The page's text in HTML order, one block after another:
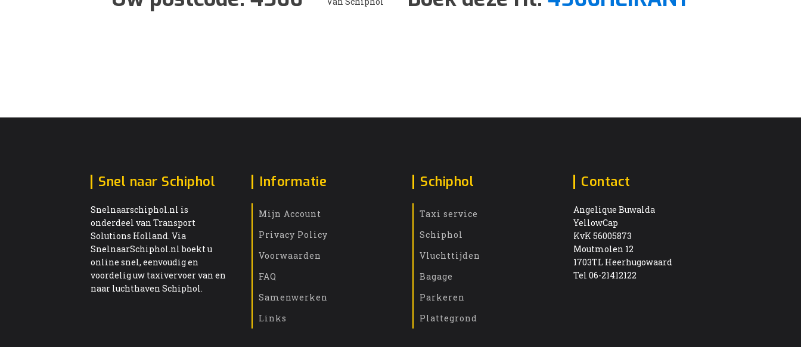
Snel naar Schiphol
Snelnaarschiphol.nl is
onderdeel van Transport
Solutions Holland. Via
SnelnaarSchiphol.nl boekt u
online snel, eenvoudig en
voordelig uw taxivervoer van en
naar luchthaven Schiphol.
Informatie
Mijn Account
Privacy Policy
Voorwaarden
FAQ
Samenwerken
Links
Schiphol
Taxi service
Schiphol
Vluchttijden
Bagage
Parkeren
Plattegrond
Contact
Angelique Buwalda
YellowCap
KvK 56005873
Moutmolen 12
1703TL Heerhugowaard
Tel 06-21412122